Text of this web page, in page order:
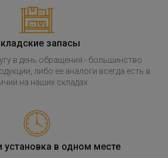
запасы
в день обращения - большинство
либо ее аналоги всегда есть в
на наших складах.
установка в одном месте